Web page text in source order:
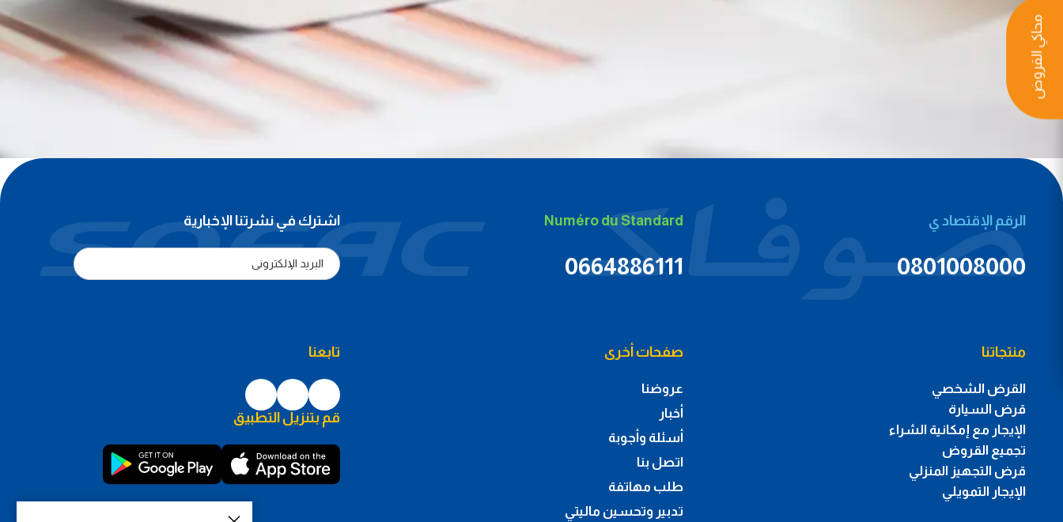
الرقم الإقتصاد ي
0801008000
Numéro du Standard
0664886111
اشترك في نشرتنا الإخبارية
منتجاتنا
القرض الشخصي
قرض السيارة
الإيجار مع إمكانية الشراء
تجميع القروض
قرض التجهيز المنزلي
الإيجار التمويلي
صفحات أخرى
عروضنا
أخبار
أسئلة وأجوبة
اتصل بنا
طلب مهاتفة
تدبير وتحسين ماليتي
تابعنا
قم بتنزيل التطبيق
محاكي القروض